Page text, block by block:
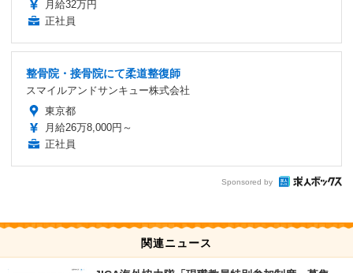
月給32万円
正社員
整骨院・接骨院にて柔道整復師
スマイルアンドサンキュー株式会社
東京都
月給26万8,000円～
正社員
Sponsored by
関連ニュース